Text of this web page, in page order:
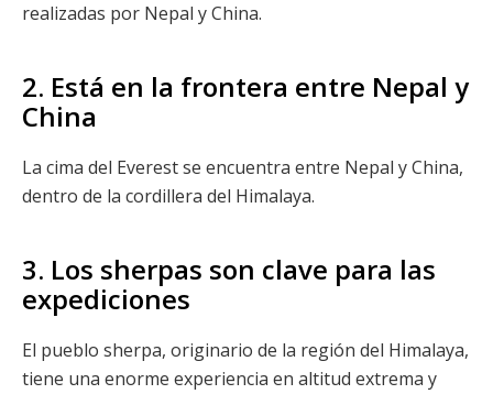
realizadas por Nepal y China.
2. Está en la frontera entre Nepal y
China
La cima del Everest se encuentra entre Nepal y China,
dentro de la cordillera del Himalaya.
3. Los sherpas son clave para las
expediciones
El pueblo sherpa, originario de la región del Himalaya,
tiene una enorme experiencia en altitud extrema y